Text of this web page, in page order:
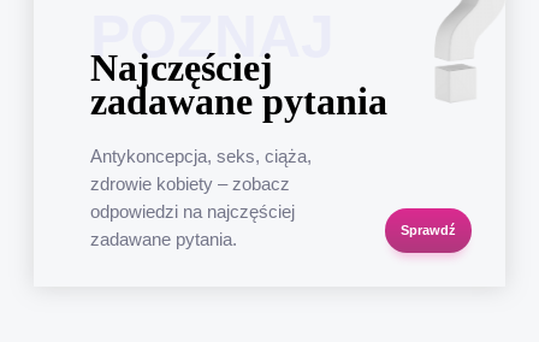
POZNAJ
Najczęściej
zadawane pytania
Antykoncepcja, seks, ciąża,
zdrowie kobiety – zobacz
odpowiedzi na najczęściej
zadawane pytania.
Sprawdź